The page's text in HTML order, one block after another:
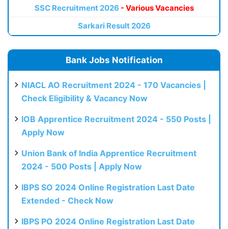
SSC Recruitment 2026 - Various Vacancies
Sarkari Result 2026
Bank Jobs Notification
NIACL AO Recruitment 2024 - 170 Vacancies |
Check Eligibility & Vacancy Now
IOB Apprentice Recruitment 2024 - 550 Posts |
Apply Now
Union Bank of India Apprentice Recruitment
2024 - 500 Posts | Apply Now
IBPS SO 2024 Online Registration Last Date
Extended - Check Now
IBPS PO 2024 Online Registration Last Date